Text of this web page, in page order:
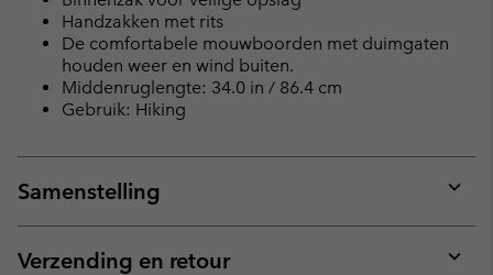
Handzakken met rits
De comfortabele mouwboorden met duimgaten
houden weer en wind buiten.
Middenruglengte: 34.0 in / 86.4 cm
Gebruik: Hiking
Samenstelling
or
Verzending en retour